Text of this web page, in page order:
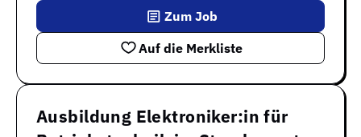
Auf die Merkliste
Zum Job
Ausbildung Elektroniker:in für